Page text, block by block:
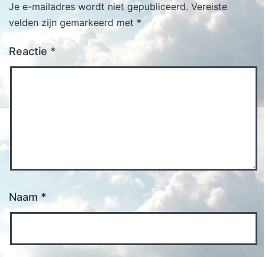
Je e-mailadres wordt niet gepubliceerd. Vereiste
velden zijn gemarkeerd met *
Reactie *
Naam *